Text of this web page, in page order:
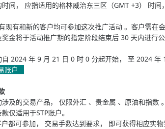
间， 应指适用的格林威治东三区（GMT +3） 时间
现有和新的客户均可参加这次推广活动 。客户需在
金将于活动推广期的指定阶段结束后 30 天内进行
2024 年 9 月 21 日 0 时 0 分起开始， 至 2024 年
账户
及的交易产品， 仅限外汇 、贵金属 、原油和指数
仅适用于STP账户。
户都可参加， 交易手数达到要求， 即可获得相应实物